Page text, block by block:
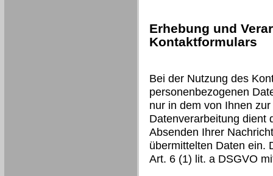
Erhebung und
Kontaktformulars
Bei der Nutzung des
personenbezogenen
nur in dem von Ihnen
Datenverarbeitung dient
Absenden Ihrer
übermittelten Daten ein.
Art. 6 (1) lit. a DSGVO